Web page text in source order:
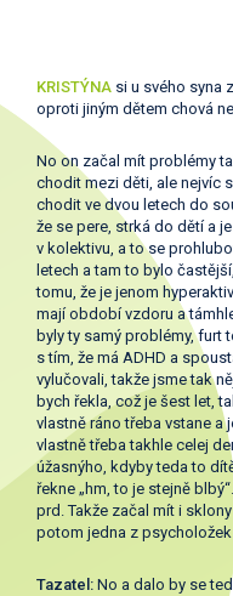
KRISTÝNA si u svého syna
oproti jiným dětem chová
No on začal mít problémy
chodit mezi děti, ale nejvíc
chodit ve dvou letech do
že se pere, strká do dětí a
v kolektivu, a to se
letech a tam to bylo
tomu, že je jenom
mají období vzdoru a
byly ty samý problémy, furt
s tím, že má ADHD a
vylučovali, takže jsme tak
bych řekla, což je šest let,
vlastně ráno třeba vstane a
vlastně třeba takhle celej
úžasnýho, kdyby teda to
řekne „hm, to je stejně
prd. Takže začal mít i
potom jedna z
Tazatel: No a dalo by se